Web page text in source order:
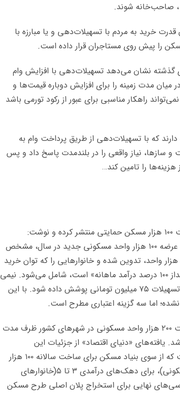
، صاحب‌خانه شوند.
خرید به مردم با تسهیلات‌دهی و یا مبارزه با
را پیش روی مستاجران قرار داده است.
گذشته نشان می‌دهد تسهیلات‌دهی با افزایش وام
مدت زمینه را برای افزایش دوباره قیمت‌ها و
راهکار مناسبی برای عبور از رکود تورمی باشد
که با تسهیلات‌دهی از طریق پرداخت وام به
سازها، نیاز واقعی را در بلندمدت پاسخ داد و پس
را تامین کند…
سهمیه ۳۱ استان برای ساخت مسکن حمایتی در قالب طرح عرضه ۱۰۰ هزار واحد مسکونی جدید در سال، مشخص
شد. این طرح برای اجرا در دو سال پیاپی با ظرفیت کل ۲۰۰ هزار واحد، تدوین شده و خانوارهایی را که توان خرید
مسکن در آنها معادل «حداقل ۵ سال انتظار در صورت پس‌انداز ۱۰۰ درصد درآمد ماهانه» است، شامل می‌شود. نیمی
از هزینه ساخت این واحدهای مسکن حمایتی قرار است با تسهیلات ۷۵ میلیون تومانی پوشش داده شود. با این
اما سه گزینه اعتباری مطرح است.
پیش‌نویس اولیه طرح «اقدام» برای مسکن حمایتی و ساخت ۲۰۰ هزار واحد مسکونی در شهرهای کشور ظرف مدت
یافته‌های «دنیای اقتصاد» از جزئیات این
پیش‌نویس نشان می‌دهد طرح اقدام یک طرح کشوری است که از سوی بنیاد مسکن برای ساخت سالانه ۱۰۰ هزار
واحد مسکونی در دو سال پیاپی(مجموعا ۲۰۰ هزار واحد مسکونی)، برای دهک‌های درآمدی ۳ تا ۵(خانوارهای
نهایی برای استخراج پلان اصلی طرح مسکن